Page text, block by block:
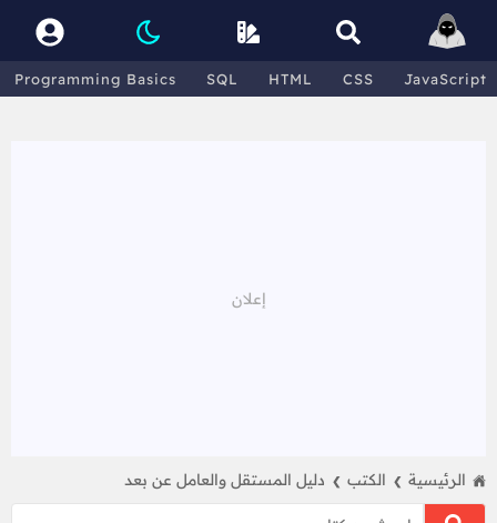
Programming Basics SQL HTML CSS JavaScript
الرئيسية ❯ الكتب ❯ دليل المستقل والعامل عن بعد